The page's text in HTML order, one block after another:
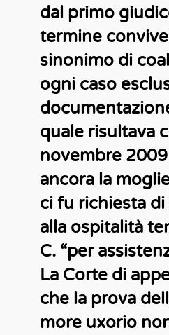
dal primo
termine
sinonimo di
ogni caso
quale risultava
novembre 2009
ancora la
ci fu richiesta
alla ospitalità
C. “per
La Corte di
che la prova
more uxorio